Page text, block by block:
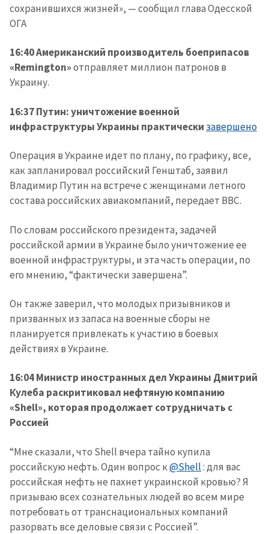
Отправить
информацию
О ZDG
în Română in English
сохранившихся жизней», — сообщил глава Одесской
ОГА
16:40 Американский производитель боеприпасов
«Remington»отправляет миллион патронов в
Украину.
16:37 Путин: уничтожение военной
инфраструктуры Украины практически завершено
Операция в Украине идет по плану, по графику, все,
как запланировал российский Генштаб, заявил
Владимир Путин на встрече с женщинами летного
состава российских авиакомпаний, передает BBC.
По словам российского президента, задачей
российской армии в Украине было уничтожение ее
военной инфраструктуры, и эта часть операции, по
его мнению, “фактически завершена”.
Он также заверил, что молодых призывников и
призванных из запаса на военные сборы не
планируется привлекать к участию в боевых
действиях в Украине.
16:04 Министр иностранных дел Украины Дмитрий
Кулеба раскритиковал нефтяную компанию
«Shell», которая продолжает сотрудничать с
Россией
“Мне сказали, что Shell вчера тайно купила
российскую нефть. Один вопрос к@Shell: для вас
российская нефть не пахнет украинской кровью? Я
призываю всех сознательных людей во всем мире
потребовать от транснациональных компаний
разорвать все деловые связи с Россией”.